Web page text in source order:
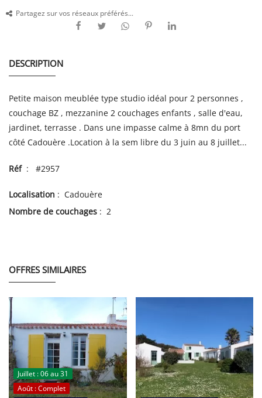
Partagez sur vos réseaux préférés...
DESCRIPTION
Petite maison meublée type studio idéal pour 2 personnes ,
couchage BZ , mezzanine 2 couchages enfants , salle d'eau,
jardinet, terrasse . Dans une impasse calme à 8mn du port
côté Cadouère .Location à la sem libre du 3 juin au 8 juillet...
Réf: #2957
Localisation : Cadouère
Nombre de couchages : 2
OFFRES SIMILAIRES
Juillet : 06 au 31
Août : Complet